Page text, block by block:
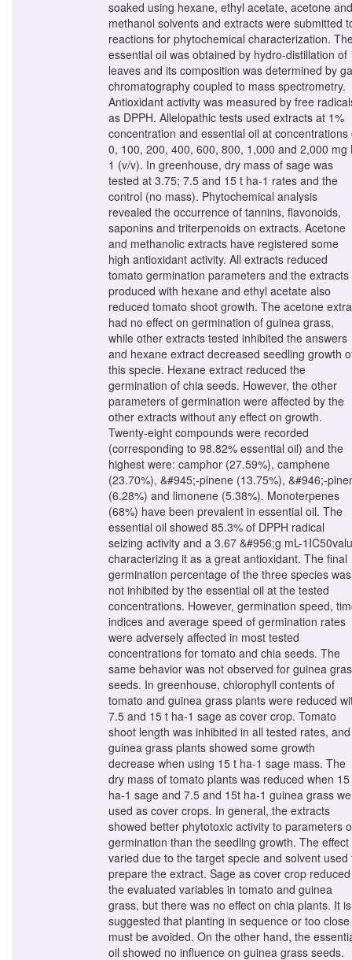
soaked using hexane, ethyl acetate, acetone and
methanol solvents and extracts were submitted
reactions for phytochemical characterization.
essential oil was obtained by hydro-distillation of
leaves and its composition was determined by
chromatography coupled to mass spectrometry.
Antioxidant activity was measured by free
as DPPH. Allelopathic tests used extracts at 1%
concentration and essential oil at concentrations
0, 100, 200, 400, 600, 800, 1,000 and 2,000 mg
1 (v/v). In greenhouse, dry mass of sage was
tested at 3.75; 7.5 and 15 t ha-1 rates and the
control (no mass). Phytochemical analysis
revealed the occurrence of tannins, flavonoids,
saponins and triterpenoids on extracts. Acetone
and methanolic extracts have registered some
high antioxidant activity. All extracts reduced
tomato germination parameters and the extracts
produced with hexane and ethyl acetate also
reduced tomato shoot growth. The acetone
had no effect on germination of guinea grass,
while other extracts tested inhibited the answers
and hexane extract decreased seedling growth
this specie. Hexane extract reduced the
germination of chia seeds. However, the other
parameters of germination were affected by the
other extracts without any effect on growth.
Twenty-eight compounds were recorded
(corresponding to 98.82% essential oil) and the
highest were: camphor (27.59%), camphene
(23.70%), &#945;-pinene (13.75%), &#946;-
(6.28%) and limonene (5.38%). Monoterpenes
(68%) have been prevalent in essential oil. The
essential oil showed 85.3% of DPPH radical
seizing activity and a 3.67 &#956;g mL-
characterizing it as a great antioxidant. The final
germination percentage of the three species was
not inhibited by the essential oil at the tested
concentrations. However, germination speed,
indices and average speed of germination rates
were adversely affected in most tested
concentrations for tomato and chia seeds. The
same behavior was not observed for guinea
seeds. In greenhouse, chlorophyll contents of
tomato and guinea grass plants were reduced
7.5 and 15 t ha-1 sage as cover crop. Tomato
shoot length was inhibited in all tested rates, and
guinea grass plants showed some growth
decrease when using 15 t ha-1 sage mass. The
dry mass of tomato plants was reduced when
ha-1 sage and 7.5 and 15t ha-1 guinea grass
used as cover crops. In general, the extracts
showed better phytotoxic activity to parameters
germination than the seedling growth. The effect
varied due to the target specie and solvent used
prepare the extract. Sage as cover crop reduced
the evaluated variables in tomato and guinea
grass, but there was no effect on chia plants. It is
suggested that planting in sequence or too close
must be avoided. On the other hand, the
oil showed no influence on guinea grass seeds.